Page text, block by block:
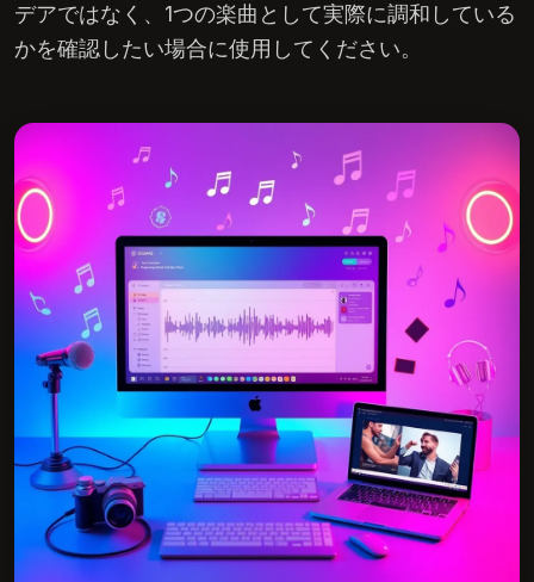
デアではなく、1つの楽曲として実際に調和している
かを確認したい場合に使用してください。